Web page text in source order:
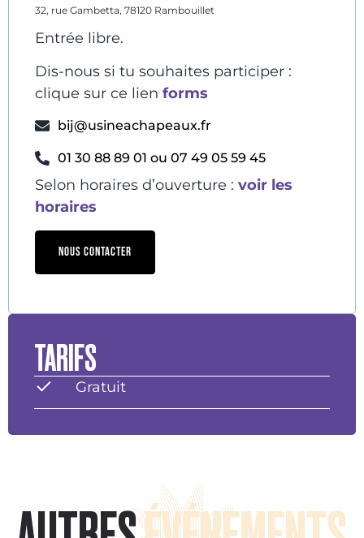
32, rue Gambetta, 78120 Rambouillet
Entrée libre.
Dis-nous si tu souhaites participer :
clique sur ce lien forms
bij@usineachapeaux.fr
01 30 88 89 01 ou 07 49 05 59 45
Selon horaires d’ouverture : voir les
horaires
NOUS CONTACTER
TARIFS
Gratuit